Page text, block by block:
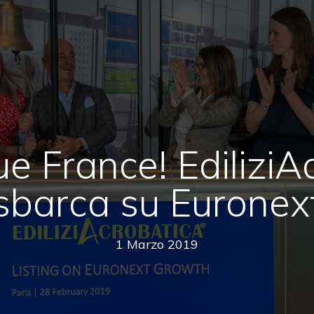
France!
su
1 Marzo 2019